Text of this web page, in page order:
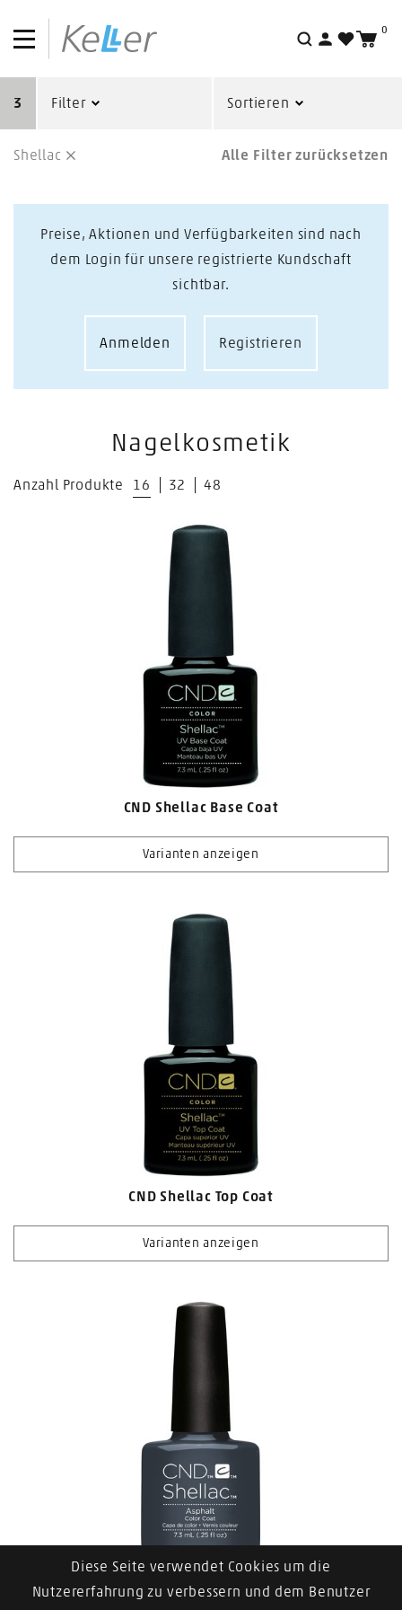
Suche
0
3 Filter Sortieren
Shellac Alle Filter zurücksetzen
Preise, Aktionen und Verfügbarkeiten sind nach
dem Login für unsere registrierte Kundschaft
sichtbar.
Anmelden Registrieren
Nagelkosmetik
Anzahl Produkte 16 32 48
CND Shellac Base Coat
Varianten anzeigen
CND Shellac Top Coat
Varianten anzeigen
Shellac Color Coats
Diese Seite verwendet Cookies um die
Nutzererfahrung zu verbessern und dem Benutzer